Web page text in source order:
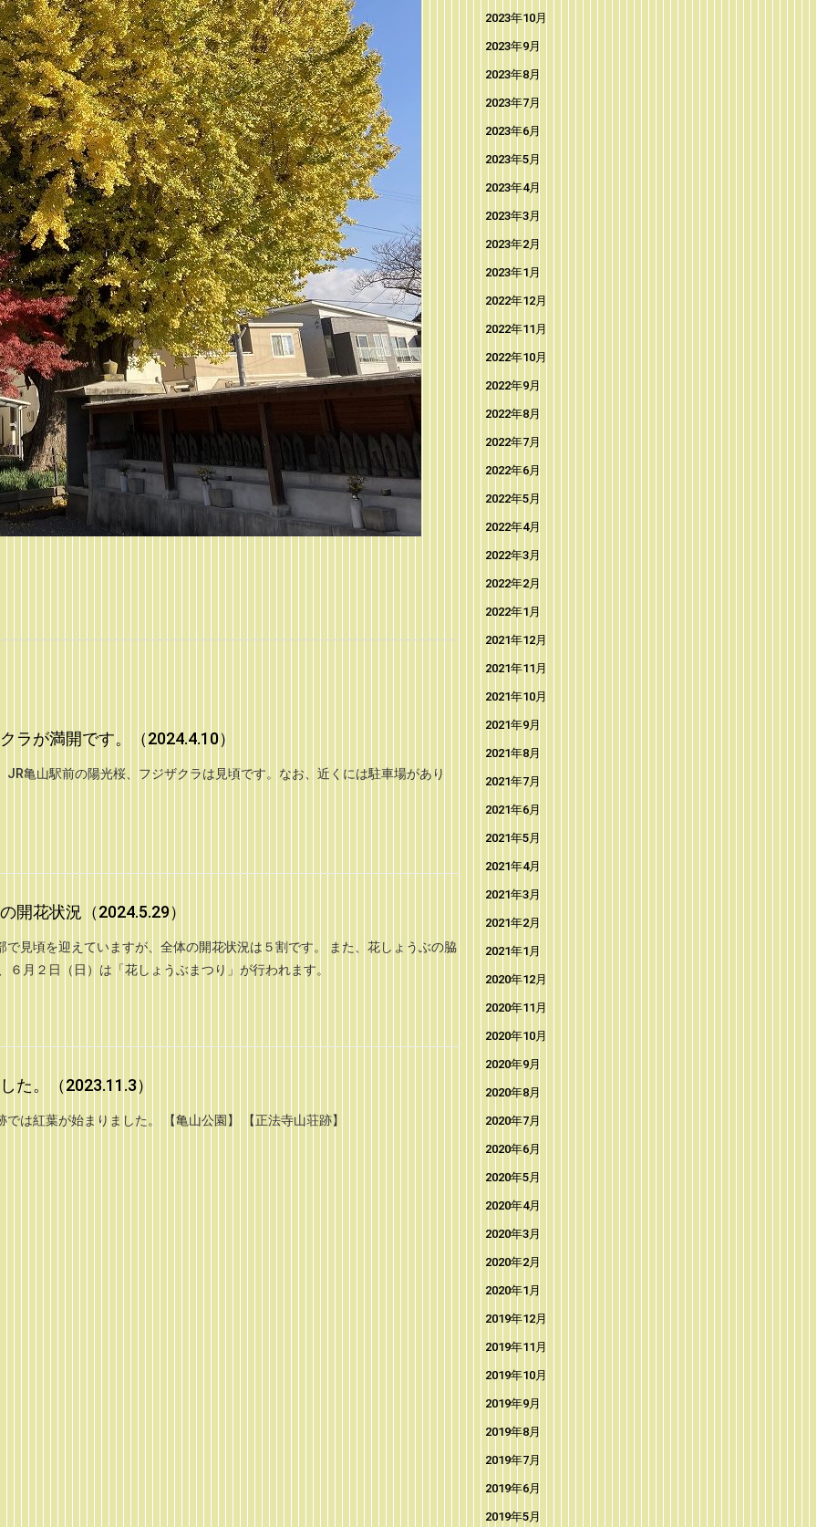
ラが満開です。（2024.4.10）
亀山駅前の陽光桜、フジザクラは見頃です。なお、近くには駐車場があり
開花状況（2024.5.29）
見頃を迎えていますが、全体の開花状況は５割です。 また、花しょうぶの脇
６月２日（日）は「花しょうぶまつり」が行われます。
た。（2023.11.3）
は紅葉が始まりました。 【亀山公園】 【正法寺山荘跡】
2023年10月
2023年9月
2023年8月
2023年7月
2023年6月
2023年5月
2023年4月
2023年3月
2023年2月
2023年1月
2022年12月
2022年11月
2022年10月
2022年9月
2022年8月
2022年7月
2022年6月
2022年5月
2022年4月
2022年3月
2022年2月
2022年1月
2021年12月
2021年11月
2021年10月
2021年9月
2021年8月
2021年7月
2021年6月
2021年5月
2021年4月
2021年3月
2021年2月
2021年1月
2020年12月
2020年11月
2020年10月
2020年9月
2020年8月
2020年7月
2020年6月
2020年5月
2020年4月
2020年3月
2020年2月
2020年1月
2019年12月
2019年11月
2019年10月
2019年9月
2019年8月
2019年7月
2019年6月
2019年5月